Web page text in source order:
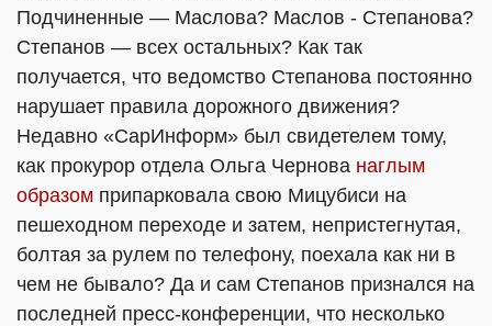
Подчиненные — Маслова? Маслов - Степанова?
Степанов — всех остальных? Как так
получается, что ведомство Степанова постоянно
нарушает правила дорожного движения?
Недавно «СарИнформ» был свидетелем тому,
как прокурор отдела Ольга Чернова наглым
образом припарковала свою Мицубиси на
пешеходном переходе и затем, непристегнутая,
болтая за рулем по телефону, поехала как ни в
чем не бывало? Да и сам Степанов признался на
последней пресс-конференции, что несколько